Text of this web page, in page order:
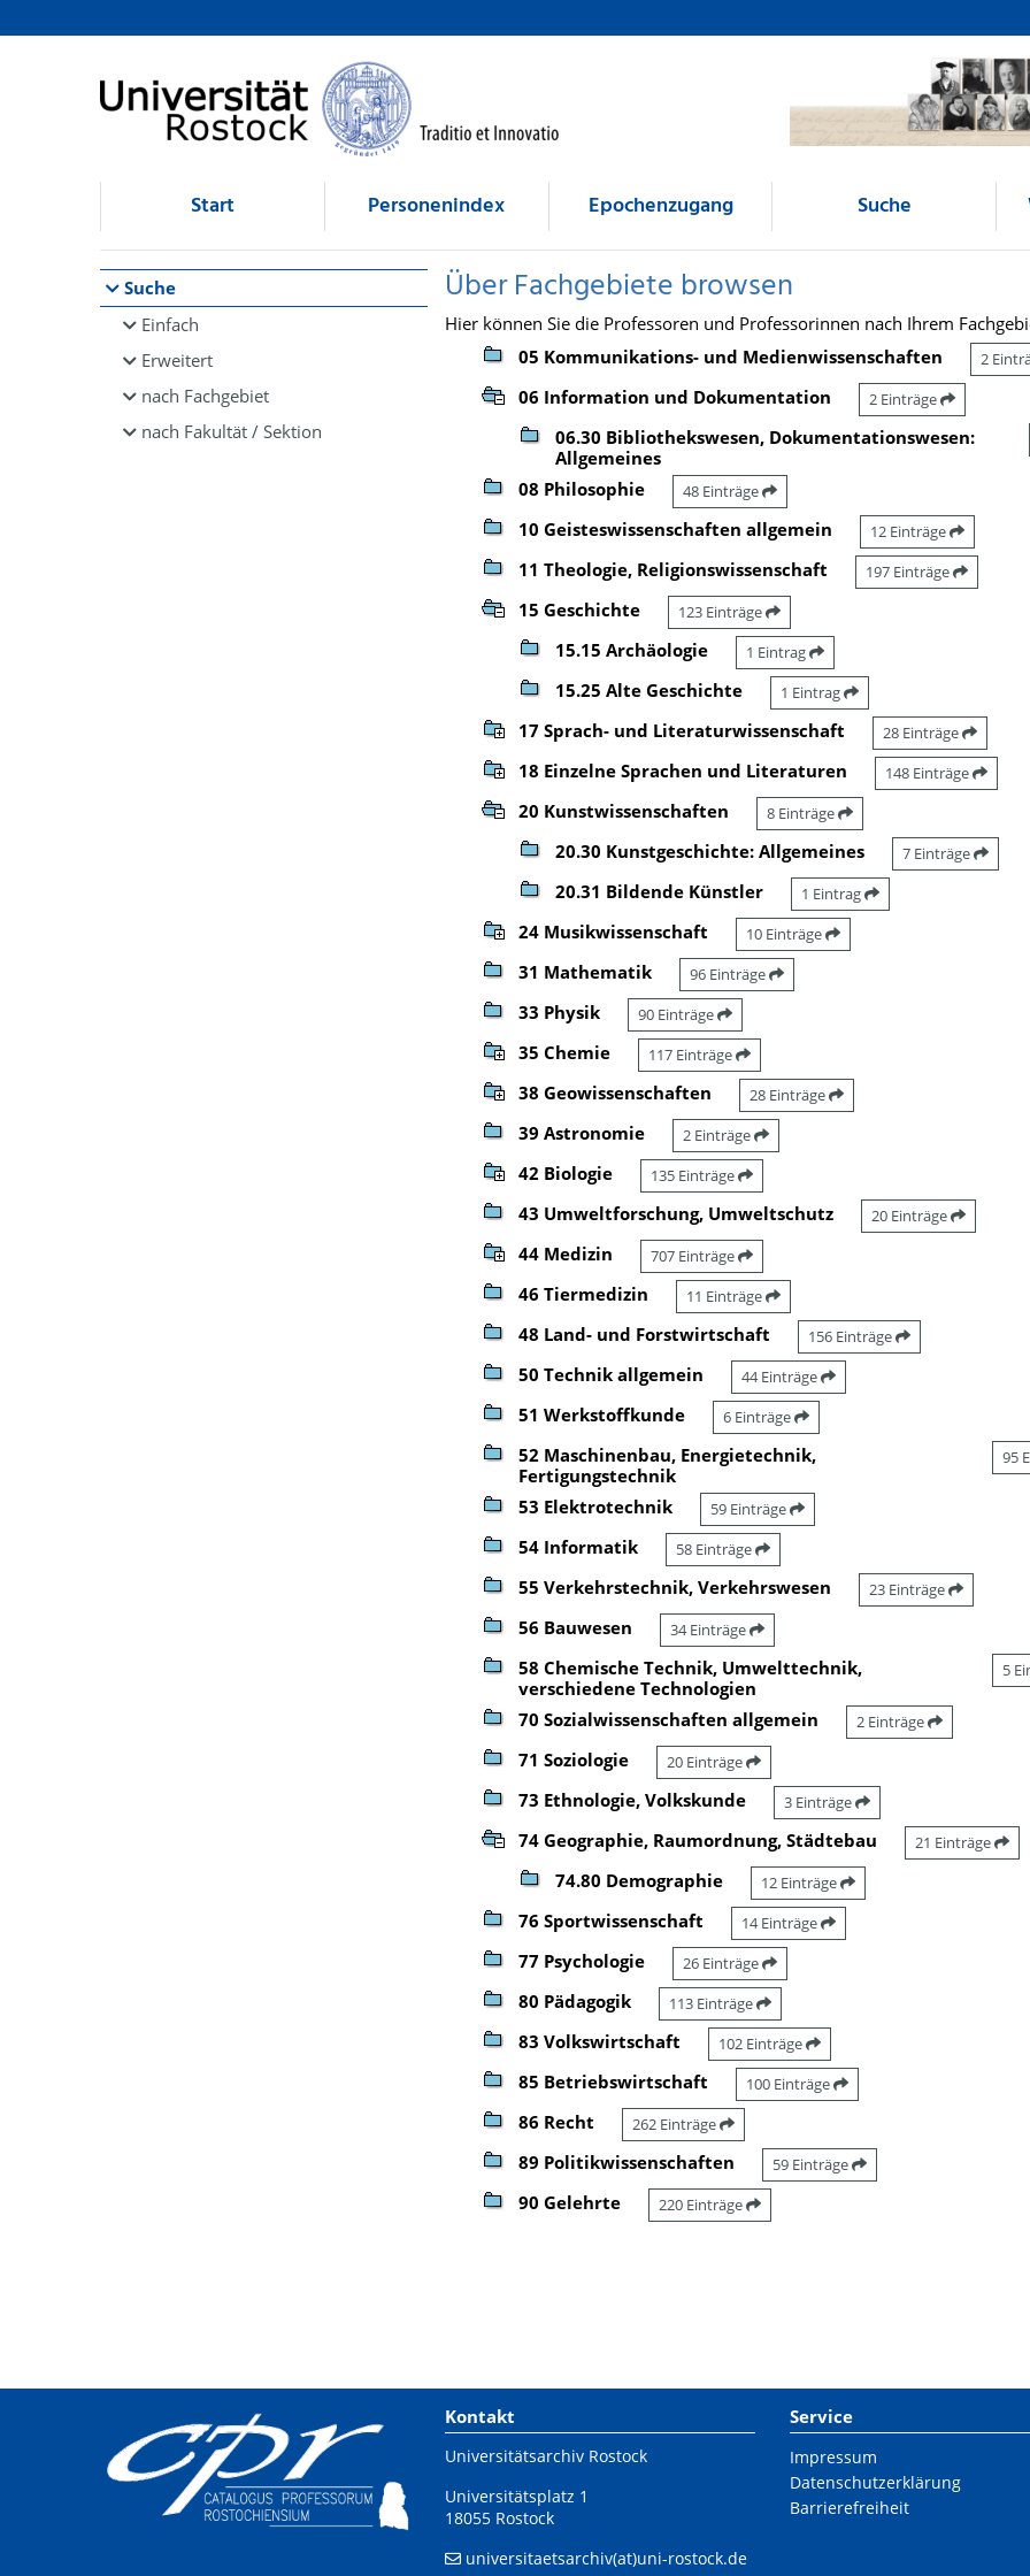
Browsen
direkt zum Inhalt
Start Personenindex Epochenzugang Suche
Suche
Einfach
Erweitert
nach Fachgebiet
nach Fakultät / Sektion
Über Fachgebiete browsen
Hier können Sie die Professoren und Professorinnen nach Ihrem
05 Kommunikations- und Medienwissenschaften
2
06 Information und Dokumentation 2 Einträge
06.30 Bibliothekswesen, Dokumentationswesen:
Allgemeines
08 Philosophie 48 Einträge
10 Geisteswissenschaften allgemein 12 Einträge
11 Theologie, Religionswissenschaft 197 Einträge
15 Geschichte 123 Einträge
15.15 Archäologie 1 Eintrag
15.25 Alte Geschichte 1 Eintrag
17 Sprach- und Literaturwissenschaft 28 Einträge
18 Einzelne Sprachen und Literaturen 148 Einträge
20 Kunstwissenschaften 8 Einträge
20.30 Kunstgeschichte: Allgemeines 7 Einträge
20.31 Bildende Künstler 1 Eintrag
24 Musikwissenschaft 10 Einträge
31 Mathematik 96 Einträge
33 Physik 90 Einträge
35 Chemie 117 Einträge
38 Geowissenschaften 28 Einträge
39 Astronomie 2 Einträge
42 Biologie 135 Einträge
43 Umweltforschung, Umweltschutz 20 Einträge
44 Medizin 707 Einträge
46 Tiermedizin 11 Einträge
48 Land- und Forstwirtschaft 156 Einträge
50 Technik allgemein 44 Einträge
51 Werkstoffkunde 6 Einträge
52 Maschinenbau, Energietechnik,
Fertigungstechnik
95
53 Elektrotechnik 59 Einträge
54 Informatik 58 Einträge
55 Verkehrstechnik, Verkehrswesen 23 Einträge
56 Bauwesen 34 Einträge
58 Chemische Technik, Umwelttechnik,
verschiedene Technologien
5
70 Sozialwissenschaften allgemein 2 Einträge
71 Soziologie 20 Einträge
73 Ethnologie, Volkskunde 3 Einträge
74 Geographie, Raumordnung, Städtebau 21 Einträge
74.80 Demographie 12 Einträge
76 Sportwissenschaft 14 Einträge
77 Psychologie 26 Einträge
80 Pädagogik 113 Einträge
83 Volkswirtschaft 102 Einträge
85 Betriebswirtschaft 100 Einträge
86 Recht 262 Einträge
89 Politikwissenschaften 59 Einträge
90 Gelehrte 220 Einträge
Kontakt
Universitätsarchiv Rostock
Universitätsplatz 1
18055 Rostock
universitaetsarchiv(at)uni-rostock.de
Service
Impressum
Datenschutzerklärung
Barrierefreiheit